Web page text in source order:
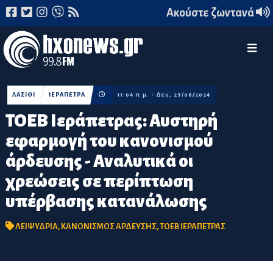
Ακούστε ζωντανά
ΤΟΕΒ Ιεράπετρας: Αυστηρή
εφαρμογή του κανονισμού
άρδευσης - Αναλυτικά οι
χρεώσεις σε περίπτωση
υπέρβασης κατανάλωσης
ΛΑΣΙΘΙ ΙΕΡΑΠΕΤΡΑ 11:04 π.μ. - Δευ, 29/06/2024
ΛΕΙΨΥΔΡΙΑ, ΚΑΝΟΝΙΣΜΟΣ ΑΡΔΕΥΣΗΣ,ΤΟΕΒ ΙΕΡΑΠΕΤΡΑΣ